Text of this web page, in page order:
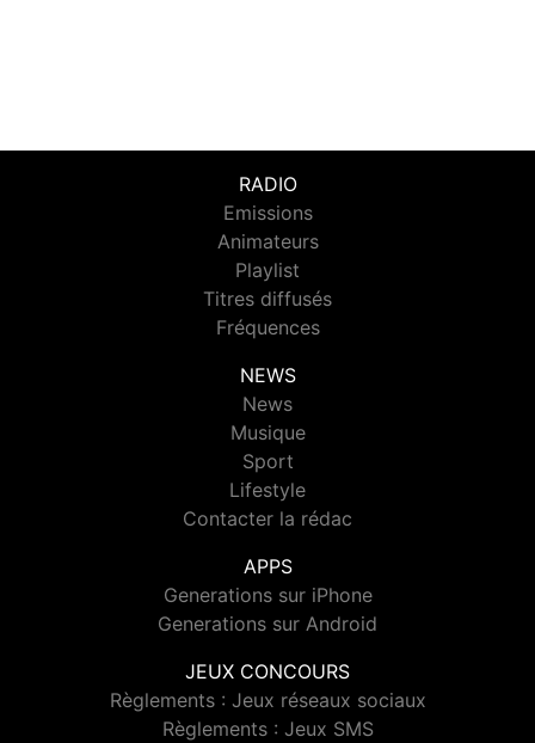
RADIO
Emissions
Animateurs
Playlist
Titres diffusés
Fréquences
NEWS
News
Musique
Sport
Lifestyle
Contacter la rédac
APPS
Generations sur iPhone
Generations sur Android
JEUX CONCOURS
Règlements : Jeux réseaux sociaux
Règlements : Jeux SMS